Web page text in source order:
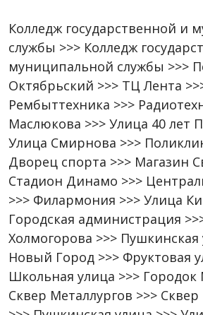
Колледж государственной и
службы >>> Колледж
муниципальной службы >>>
Октябрьский >>> ТЦ Лента
Рембыттехника >>>
Маслюкова >>> Улица 40 лет
Улица Смирнова >>>
Дворец спорта >>> Магазин
Стадион Динамо >>>
>>> Филармония >>> Улица
Городская администрация
Холмогорова >>> Пушкинская
Новый Город >>> Фруктовая
Школьная улица >>> Городок
Сквер Металлургов >>>